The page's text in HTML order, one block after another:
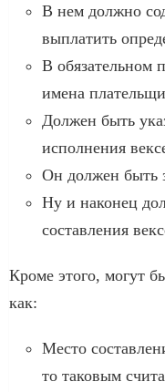
В нем должно
выплатить
В обязательном
имена
Должен быть
исполнения
Он должен быть
Ну и наконец
составления
Кроме этого, могут
как:
Место
то таковым